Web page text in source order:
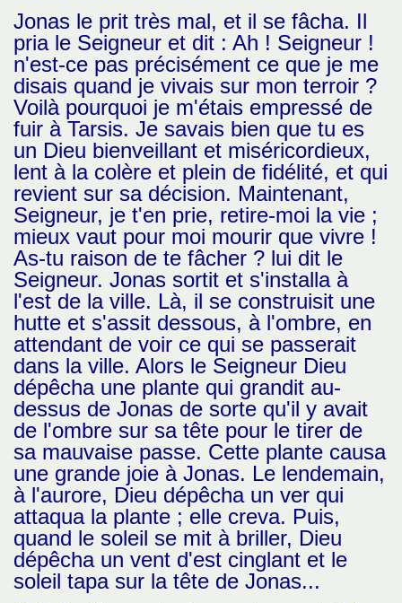
Jonas le prit très mal, et il se fâcha. Il
pria le Seigneur et dit : Ah ! Seigneur !
n'est-ce pas précisément ce que je me
disais quand je vivais sur mon terroir ?
Voilà pourquoi je m'étais empressé de
fuir à Tarsis. Je savais bien que tu es
un Dieu bienveillant et miséricordieux,
lent à la colère et plein de fidélité, et qui
revient sur sa décision. Maintenant,
Seigneur, je t'en prie, retire-moi la vie ;
mieux vaut pour moi mourir que vivre !
As-tu raison de te fâcher ? lui dit le
Seigneur. Jonas sortit et s'installa à
l'est de la ville. Là, il se construisit une
hutte et s'assit dessous, à l'ombre, en
attendant de voir ce qui se passerait
dans la ville. Alors le Seigneur Dieu
dépêcha une plante qui grandit au-
dessus de Jonas de sorte qu'il y avait
de l'ombre sur sa tête pour le tirer de
sa mauvaise passe. Cette plante causa
une grande joie à Jonas. Le lendemain,
à l'aurore, Dieu dépêcha un ver qui
attaqua la plante ; elle creva. Puis,
quand le soleil se mit à briller, Dieu
dépêcha un vent d'est cinglant et le
soleil tapa sur la tête de Jonas...